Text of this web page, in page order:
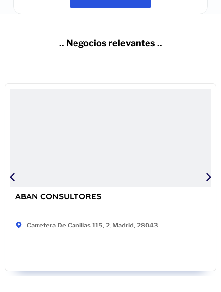
.. Negocios relevantes ..
ABAN CONSULTORES
Carretera De Canillas 115, 2, Madrid, 28043